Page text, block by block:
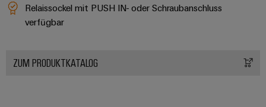
Relaissockel mit PUSH IN- oder Schraubanschluss
verfügbar
ZUM PRODUKTKATALOG